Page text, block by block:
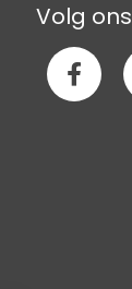
Volg ons